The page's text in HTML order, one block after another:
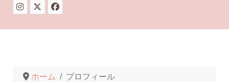
ホーム プロフィール